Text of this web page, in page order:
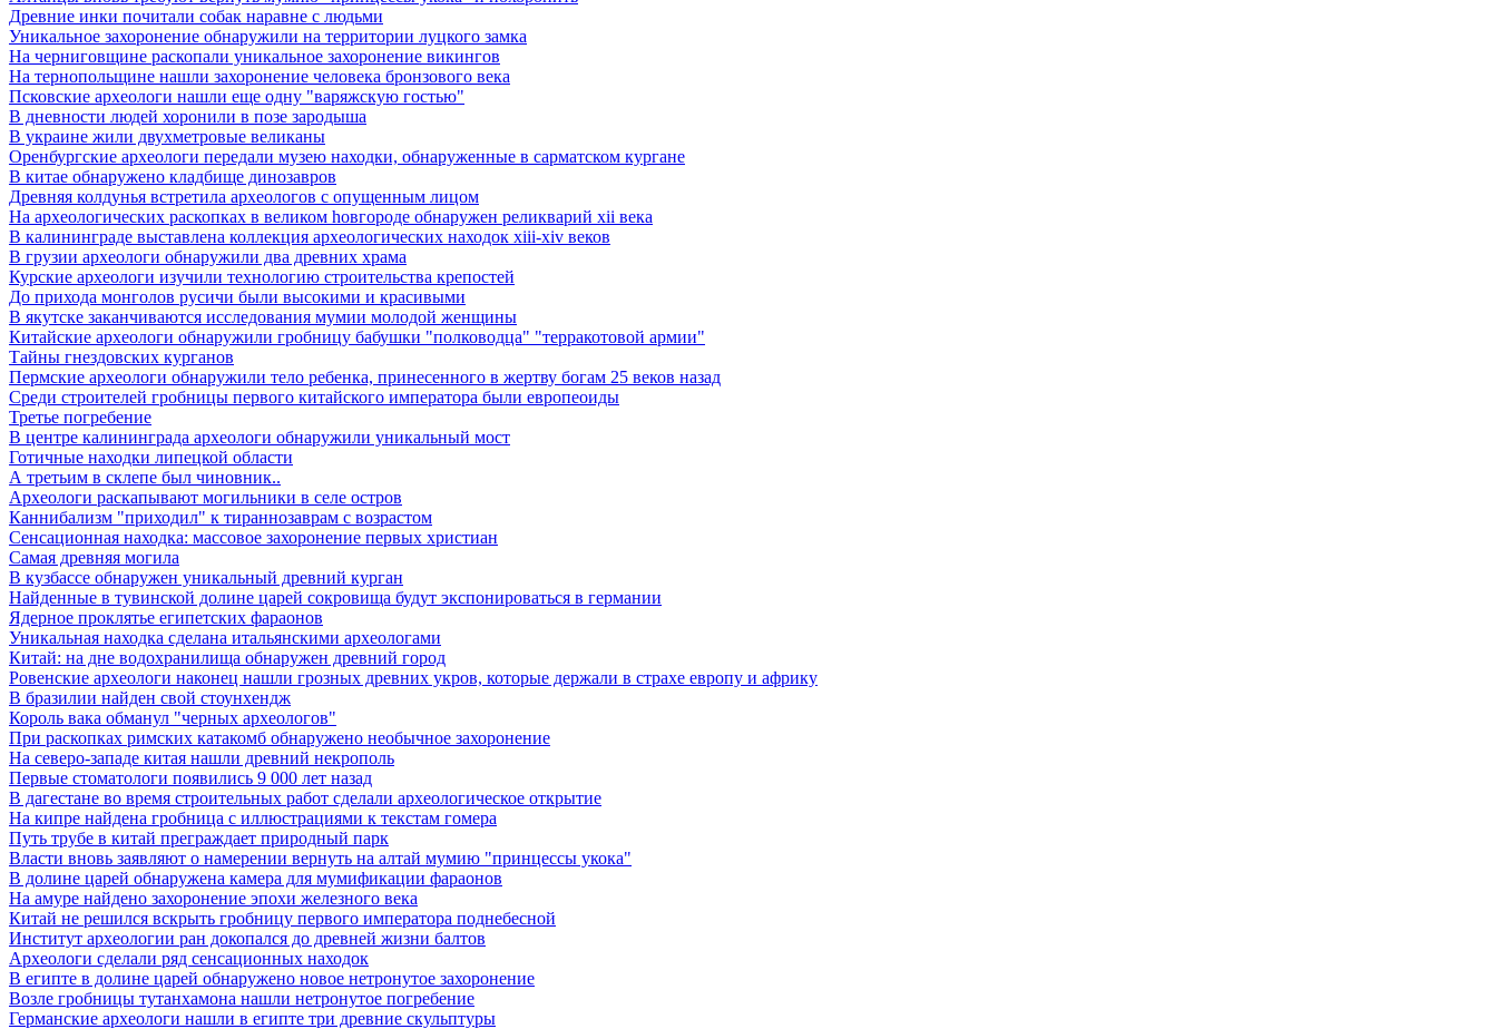
Древние инки почитали собак наравне с людьми
Уникальное захоронение обнаружили на территории луцкого замка
На черниговщине раскопали уникальное захоронение викингов
На тернопольщине нашли захоронение человека бронзового века
Псковские археологи нашли еще одну "варяжскую гостью"
В дневности людей хоронили в позе зародыша
В украине жили двухметровые великаны
Оренбургские археологи передали музею находки, обнаруженные в сарматском кургане
В китае обнаружено кладбище динозавров
Древняя колдунья встретила археологов с опущенным лицом
Hа археологических раскопках в великом hовгороде обнаружен реликварий xii века
В калининграде выставлена коллекция археологических находок xiii-xiv веков
В грузии археологи обнаружили два древних храма
Курские археологи изучили технологию строительства крепостей
До прихода монголов русичи были высокими и красивыми
В якутске заканчиваются исследования мумии молодой женщины
Китайские археологи обнаружили гробницу бабушки "полководца" "терракотовой армии"
Тайны гнездовских курганов
Пермские археологи обнаружили тело ребенка, принесенного в жертву богам 25 веков назад
Среди строителей гробницы первого китайского императора были европеоиды
Третье погребение
В центре калининграда археологи обнаружили уникальный мост
Готичные находки липецкой области
А третьим в склепе был чиновник..
Археологи раскапывают могильники в селе остров
Каннибализм "приходил" к тираннозаврам с возрастом
Сенсационная находка: массовое захоронение первых христиан
Самая древняя могила
В кузбассе обнаружен уникальный древний курган
Найденные в тувинской долине царей сокровища будут экспонироваться в германии
Ядерное проклятье египетских фараонов
Уникальная находка сделана итальянскими археологами
Китай: на дне водохранилища обнаружен древний город
Ровенские археологи наконец нашли грозных древних укров, которые держали в страхе европу и африку
В бразилии найден свой стоунхендж
Король вака обманул "черных археологов"
При раскопках римских катакомб обнаружено необычное захоронение
На северо-западе китая нашли древний некрополь
Первые стоматологи появились 9 000 лет назад
В дагестане во время строительных работ сделали археологическое открытие
На кипре найдена гробница с иллюстрациями к текстам гомера
Путь трубе в китай преграждает природный парк
Власти вновь заявляют о намерении вернуть на алтай мумию "принцессы укока"
В долине царей обнаружена камера для мумификации фараонов
На амуре найдено захоронение эпохи железного века
Китай не решился вскрыть гробницу первого императора поднебесной
Институт археологии ран докопался до древней жизни балтов
Археологи сделали ряд сенсационных находок
В египте в долине царей обнаружено новое нетронутое захоронение
Возле гробницы тутанхамона нашли нетронутое погребение
Германские археологи нашли в египте три древние скульптуры